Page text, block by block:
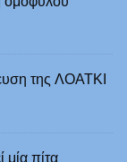
της ΛΟΑΤΚΙ
μία πίτα